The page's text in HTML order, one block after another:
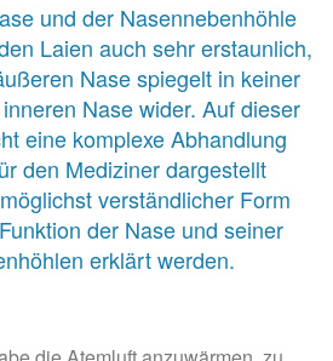
und der Nasennebenhöhle
Laien auch sehr erstaunlich,
Nase spiegelt in keiner
Nase wider. Auf dieser
eine komplexe Abhandlung
den Mediziner dargestellt
verständlicher Form
der Nase und seiner
erklärt werden.